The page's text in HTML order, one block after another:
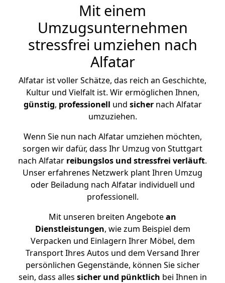
Mit einem
Umzugsunternehmen
stressfrei umziehen nach
Alfatar
Alfatar ist voller Schätze, das reich an Geschichte,
Kultur und Vielfalt ist. Wir ermöglichen Ihnen,
günstig, professionell und sichernach Alfatar
umzuziehen.
Wenn Sie nun nach Alfatar umziehen möchten,
sorgen wir dafür, dass Ihr Umzug von Stuttgart
nach Alfatar reibungslos und stressfrei verläuft.
Unser erfahrenes Netzwerk plant Ihren Umzug
oder Beiladung nach Alfatar individuell und
professionell.
Mit unseren breiten Angebotean
Dienstleistungen, wie zum Beispiel dem
Verpacken und Einlagern Ihrer Möbel, dem
Transport Ihres Autos und dem Versand Ihrer
persönlichen Gegenstände, können Sie sicher
sein, dass alles sicher und pünktlich bei Ihnen in